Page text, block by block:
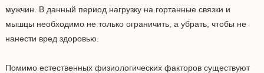
мужчин. В данный период нагрузку на гортанные связки и
мышцы необходимо не только ограничить, а убрать, чтобы не
нанести вред здоровью.
Помимо естественных физиологических факторов существуют